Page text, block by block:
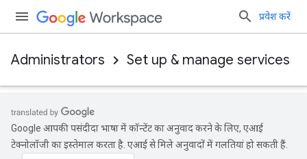
प्रवेश करें
Administrators Set up & manage services
Google आपकी पसंदीदा भाषा में कॉन्टेंट का अनुवाद करने के लिए, एआई
टेक्नोलॉजी का इस्तेमाल करता है. एआई से मिले अनुवादों में गलतियां हो सकती हैं.